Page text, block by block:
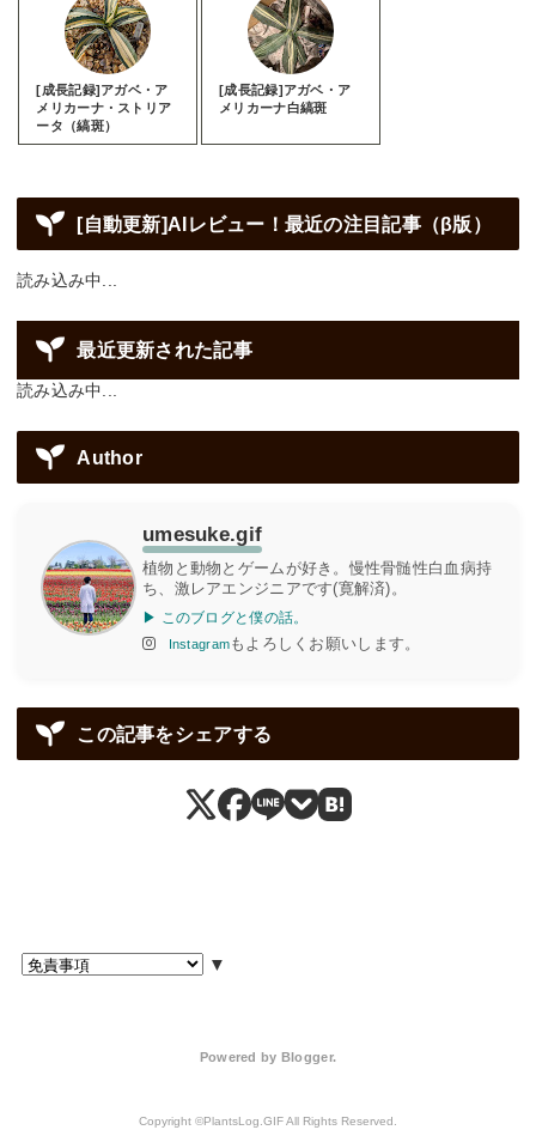
[成長記録]アガベ・ア
メリカーナ・ストリア
ータ（縞斑）
[成長記録]アガベ・ア
メリカーナ白縞斑
[自動更新]AIレビュー！最近の注目記事（β版）
読み込み中...
最近更新された記事
読み込み中...
Author
umesuke.gif
植物と動物とゲームが好き。慢性骨髄性白血病持
ち、激レアエンジニアです(寛解済)。
▶ このブログと僕の話。
Instagramもよろしくお願いします。
この記事をシェアする
▼
Powered by Blogger.
PlantsLog.GIF